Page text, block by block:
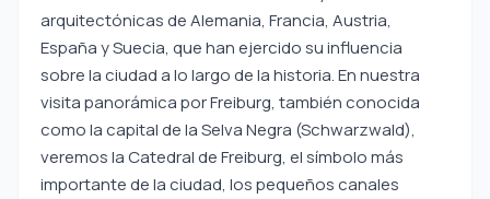
arquitectónicas de Alemania, Francia, Austria,
España y Suecia, que han ejercido su influencia
sobre la ciudad a lo largo de la historia. En nuestra
visita panorámica por Freiburg, también conocida
como la capital de la Selva Negra (Schwarzwald),
veremos la Catedral de Freiburg, el símbolo más
importante de la ciudad, los pequeños canales